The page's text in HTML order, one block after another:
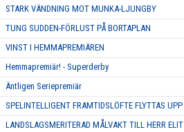
STARK VÄNDNING MOT MUNKA-LJUNGBY
TUNG SUDDEN-FÖRLUST PÅ BORTAPLAN
VINST I HEMMAPREMIÄREN
Hemmapremiär! - Superderby
Äntligen Seriepremiär
SPELINTELLIGENT FRAMTIDSLÖFTE FLYTTAS UPP
LANDSLAGSMERITERAD MÅLVAKT TILL HERR ELIT